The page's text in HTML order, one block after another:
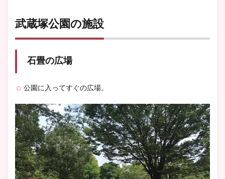
武蔵塚公園の施設
石畳の広場
公園に入ってすぐの広場。